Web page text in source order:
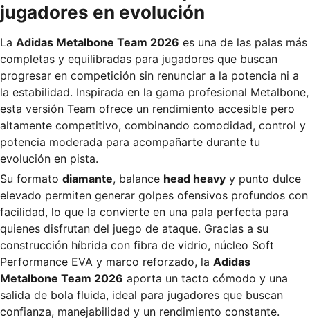
jugadores en evolución
La Adidas Metalbone Team 2026 es una de las palas más
completas y equilibradas para jugadores que buscan
progresar en competición sin renunciar a la potencia ni a
la estabilidad. Inspirada en la gama profesional Metalbone,
esta versión Team ofrece un rendimiento accesible pero
altamente competitivo, combinando comodidad, control y
potencia moderada para acompañarte durante tu
evolución en pista.
Su formato diamante, balance head heavy y punto dulce
elevado permiten generar golpes ofensivos profundos con
facilidad, lo que la convierte en una pala perfecta para
quienes disfrutan del juego de ataque. Gracias a su
construcción híbrida con fibra de vidrio, núcleo Soft
Performance EVA y marco reforzado, la Adidas
Metalbone Team 2026 aporta un tacto cómodo y una
salida de bola fluida, ideal para jugadores que buscan
confianza, manejabilidad y un rendimiento constante.